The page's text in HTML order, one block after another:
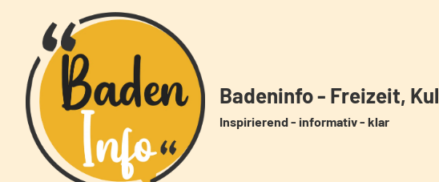
springen
Badeninfo - Freizeit,
Inspirierend - informativ - klar